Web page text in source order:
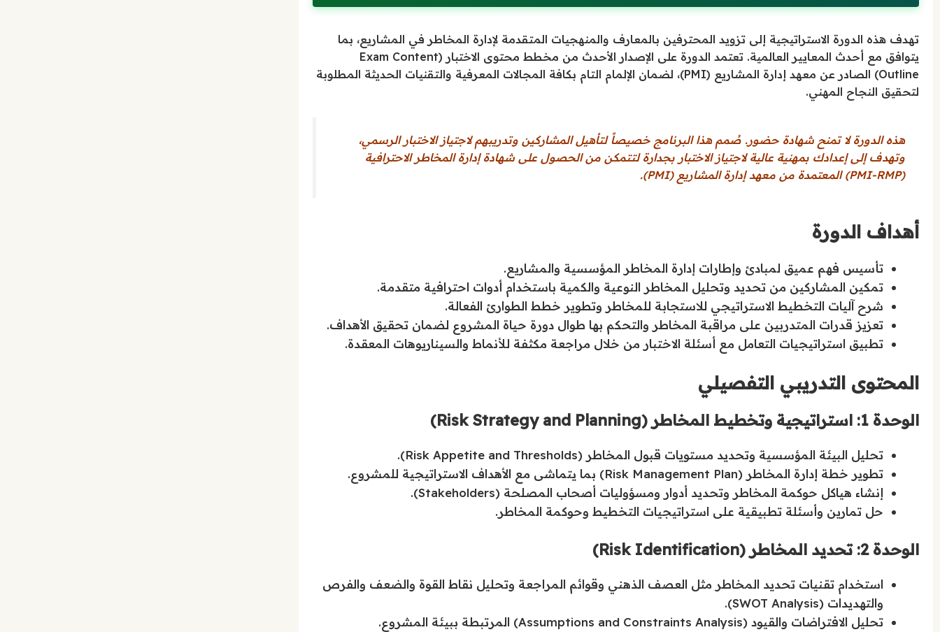
تهدف هذه الدورة الاستراتيجية إلى تزويد المحترفين بالمعارف والمنهجيات المتقدمة لإدارة المخاطر في المشاريع، بما
يتوافق مع أحدث المعايير العالمية. تعتمد الدورة على الإصدار الأحدث من مخطط محتوى الاختبار (Exam Content
Outline) الصادر عن معهد إدارة المشاريع (PMI)، لضمان الإلمام التام بكافة المجالات المعرفية والتقنيات الحديثة المطلوبة
لتحقيق النجاح المهني.
هذه الدورة لا تمنح شهادة حضور. صُمم هذا البرنامج خصيصاً لتأهيل المشاركين وتدريبهم لاجتياز الاختبار الرسمي،
وتهدف إلى إعدادك بمهنية عالية لاجتياز الاختبار بجدارة لتتمكن من الحصول على شهادة إدارة المخاطر الاحترافية
(PMI-RMP) المعتمدة من معهد إدارة المشاريع (PMI).
أهداف الدورة
تأسيس فهم عميق لمبادئ وإطارات إدارة المخاطر المؤسسية والمشاريع.
تمكين المشاركين من تحديد وتحليل المخاطر النوعية والكمية باستخدام أدوات احترافية متقدمة.
شرح آليات التخطيط الاستراتيجي للاستجابة للمخاطر وتطوير خطط الطوارئ الفعالة.
تعزيز قدرات المتدربين على مراقبة المخاطر والتحكم بها طوال دورة حياة المشروع لضمان تحقيق الأهداف.
تطبيق استراتيجيات التعامل مع أسئلة الاختبار من خلال مراجعة مكثفة للأنماط والسيناريوهات المعقدة.
المحتوى التدريبي التفصيلي
الوحدة 1: استراتيجية وتخطيط المخاطر (Risk Strategy and Planning)
تحليل البيئة المؤسسية وتحديد مستويات قبول المخاطر (Risk Appetite and Thresholds).
تطوير خطة إدارة المخاطر (Risk Management Plan) بما يتماشى مع الأهداف الاستراتيجية للمشروع.
إنشاء هياكل حوكمة المخاطر وتحديد أدوار ومسؤوليات أصحاب المصلحة (Stakeholders).
حل تمارين وأسئلة تطبيقية على استراتيجيات التخطيط وحوكمة المخاطر.
الوحدة 2: تحديد المخاطر (Risk Identification)
استخدام تقنيات تحديد المخاطر مثل العصف الذهني وقوائم المراجعة وتحليل نقاط القوة والضعف والفرص
والتهديدات (SWOT Analysis).
تحليل الافتراضات والقيود (Assumptions and Constraints Analysis) المرتبطة ببيئة المشروع.